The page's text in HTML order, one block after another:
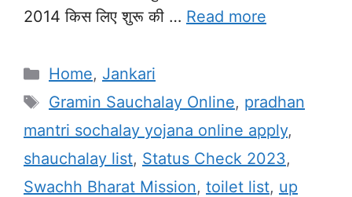
2014 किस लिए शुरू की … Read more
Categories
Home, Jankari
Tags
Gramin Sauchalay Online, pradhan
mantri sochalay yojana online apply,
shauchalay list, Status Check 2023,
Swachh Bharat Mission, toilet list, up